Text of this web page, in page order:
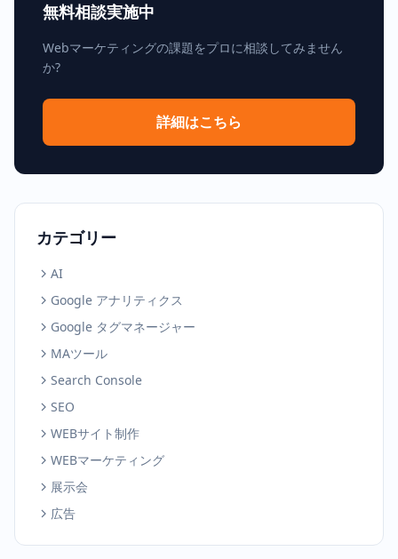
無料相談実施中
Webマーケティングの課題をプロに相談してみません
か?
詳細はこちら
カテゴリー
AI
Google アナリティクス
Google タグマネージャー
MAツール
Search Console
SEO
WEBサイト制作
WEBマーケティング
展示会
広告